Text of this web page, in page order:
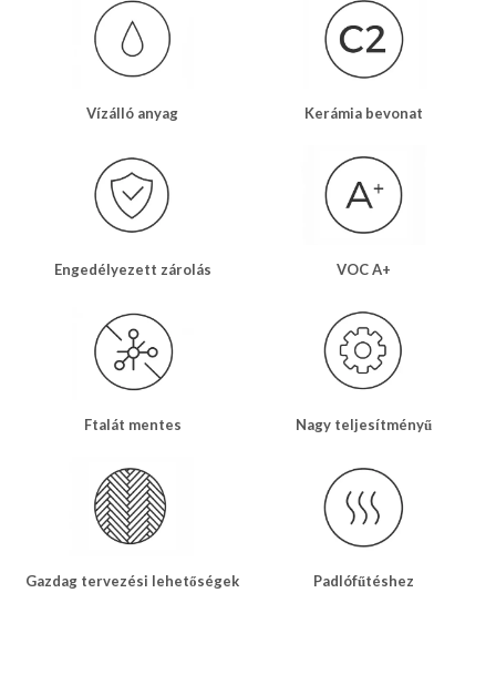
Vízálló anyag Kerámia bevonat
Engedélyezett zárolás VOC A+
Ftalát mentes Nagy teljesítményű
Gazdag tervezési lehetőségek Padlófűtéshez